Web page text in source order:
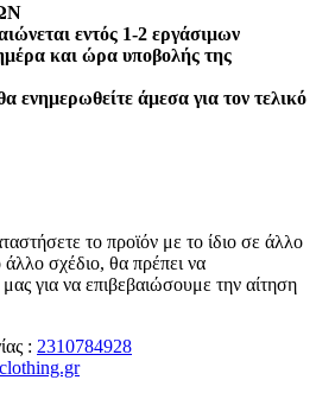
εντός 1-2 εργάσιμων
και ώρα υποβολής της
ενημερωθείτε άμεσα για τον τελικό
το προϊόν με το ίδιο σε άλλο
σχέδιο, θα πρέπει να
για να επιβεβαιώσουμε την αίτηση
: 2310784928